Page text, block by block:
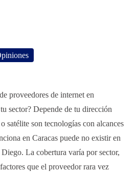
proveedores de internet en
sector? Depende de tu dirección
satélite son tecnologías con alcances
en Caracas puede no existir en
La cobertura varía por sector,
que el proveedor rara vez